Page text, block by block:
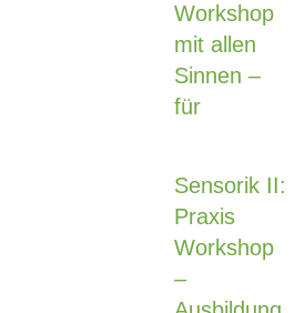
Workshop
mit allen
Sinnen –
für
Sensorik II:
Praxis
Workshop
–